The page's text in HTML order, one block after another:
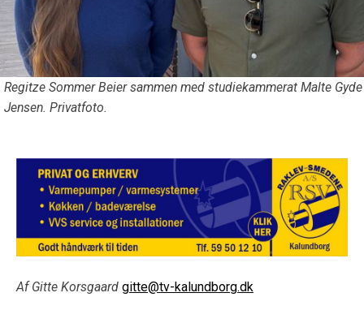
Regitze Sommer Beier sammen med studiekammerat Malte Gyde
Jensen. Privatfoto.
Af Gitte Korsgaard gitte@tv-kalundborg.dk